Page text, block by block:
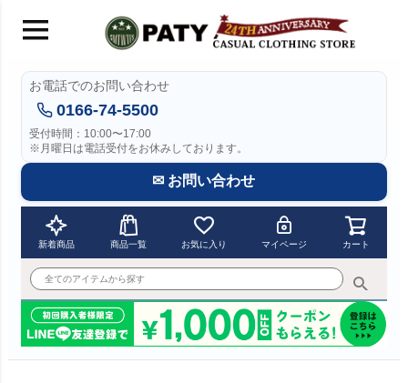
お電話でのお問い合わせ
0166-74-5500
受付時間：10:00〜17:00
※月曜日は電話受付をお休みしております。
✉ お問い合わせ
新着商品 商品一覧 お気に入り マイページ カート